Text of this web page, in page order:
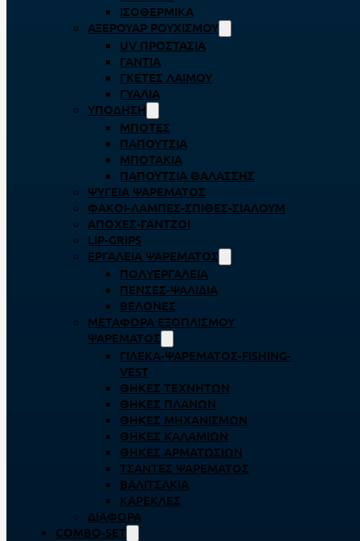
ΙΣΟΘΕΡΜΙΚΆ
ΑΞΕΡΟΥΆΡ ΡΟΥΧΙΣΜΟΎ
UV ΠΡΟΣΤΑΣΊΑ
ΓΆΝΤΙΑ
ΓΚΈΤΕΣ ΛΑΊΜΟΥ
ΓΥΑΛΙΆ
ΥΠΌΔΗΣΗ
ΜΠΌΤΕΣ
ΠΑΠΟΎΤΣΙΑ
ΜΠΟΤΆΚΙΑ
ΠΑΠΟΎΤΣΙΑ ΘΑΛΆΣΣΗΣ
ΨΥΓΕΊΑ ΨΑΡΈΜΑΤΟΣ
ΦΑΚΟΊ-ΛΆΜΠΕΣ-ΣΠΊΘΕΣ-ΣΊΑΛΟΥΜ
ΑΠΌΧΕΣ-ΓΆΝΤΖΟΙ
LIP-GRIPS
EΡΓΑΛΕΊΑ ΨΑΡΈΜΑΤΟΣ
ΠΟΛΥΕΡΓΑΛΕΊΑ
ΠΈΝΣΕΣ-ΨΑΛΊΔΙΑ
ΒΕΛΌΝΕΣ
ΜΕΤΑΦΟΡΆ ΕΞΟΠΛΙΣΜΟΎ
ΨΑΡΈΜΑΤΟΣ
ΓΙΛΈΚΑ-ΨΑΡΈΜΑΤΟΣ-FISHING-
VEST
ΘΉΚΕΣ ΤΕΧΝΗΤΏΝ
ΘΉΚΕΣ ΠΛΆΝΩΝ
ΘΉΚΕΣ ΜΗΧΑΝΙΣΜΏΝ
ΘΉΚΕΣ ΚΑΛΑΜΙΏΝ
ΘΉΚΕΣ ΑΡΜΑΤΩΣΙΏΝ
ΤΣΆΝΤΕΣ ΨΑΡΈΜΑΤΟΣ
ΒΑΛΙΤΣΆΚΙΑ
ΚΑΡΈΚΛΕΣ
ΔΙΆΦΟΡΑ
COMBO-SET